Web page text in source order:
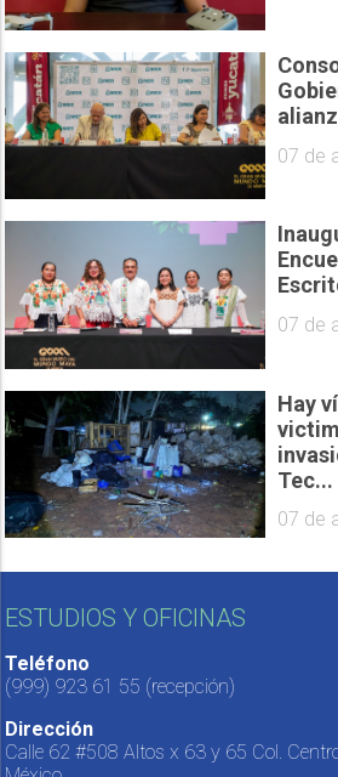
07 de
07 de
Hay
Tec...
07 de
ESTUDIOS Y OFICINAS
Teléfono
(999) 923 61 55 (recepción)
Dirección
Calle 62 #508 Altos x 63 y 65 Col.